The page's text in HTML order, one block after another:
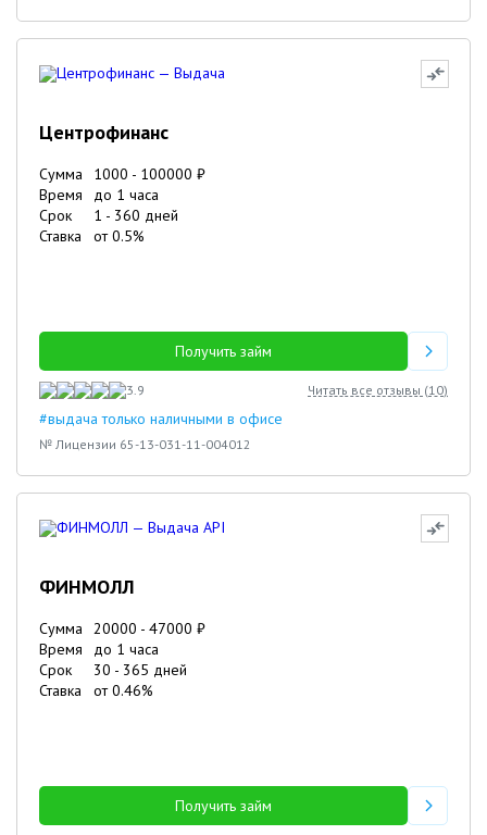
Центрофинанс
Сумма 1000 - 100000 ₽
Время
до 1 часа
Срок
1 - 360 дней
Ставка
от0.5%
Получить займ
3.9 Читать все отзывы (10)
#выдача только наличными в офисе
№ Лицензии 65-13-031-11-004012
ФИНМОЛЛ
Сумма 20000 - 47000 ₽
Время
до 1 часа
Срок
30 - 365 дней
Ставка
от0.46%
Получить займ